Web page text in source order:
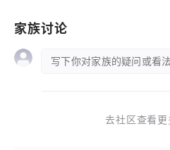
家族讨论
写下你对家族的疑问或看
去社区查看更